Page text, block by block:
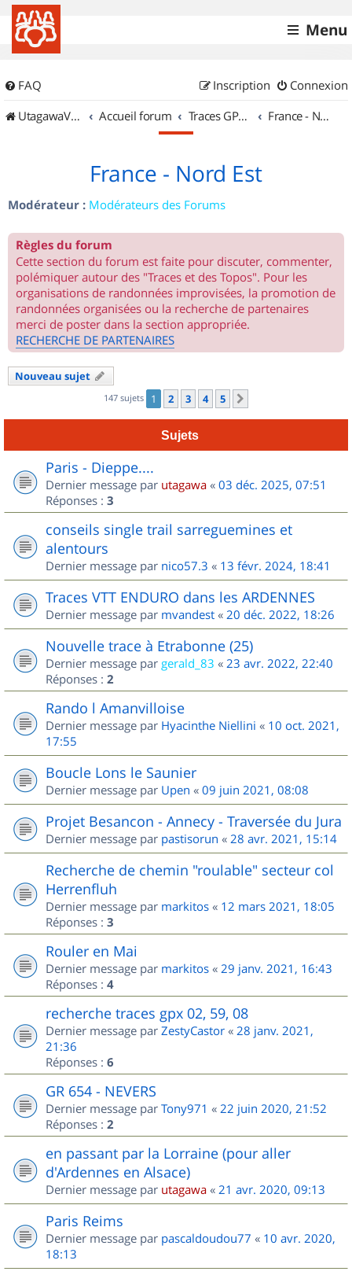
Menu
FAQ Connexion
Inscription
UtagawaVTT (Randos VTT et VTTAE avec traces GPS)
Accueil forum Traces GPS de randos VTT France - Nord Est
France - Nord Est
Modérateur : Modérateurs des Forums
Règles du forum
Cette section du forum est faite pour discuter, commenter,
polémiquer autour des "Traces et des Topos". Pour les
organisations de randonnées improvisées, la promotion de
randonnées organisées ou la recherche de partenaires
merci de poster dans la section appropriée.
RECHERCHE DE PARTENAIRES
Nouveau sujet
147 sujets 1 2 3 4 5
Sujets
Paris - Dieppe....
Dernier message par utagawa « 03 déc. 2025, 07:51
Réponses : 3
conseils single trail sarreguemines et
alentours
Dernier message par nico57.3 « 13 févr. 2024, 18:41
Traces VTT ENDURO dans les ARDENNES
Dernier message par mvandest « 20 déc. 2022, 18:26
Nouvelle trace à Etrabonne (25)
Dernier message par gerald_83 « 23 avr. 2022, 22:40
Réponses : 2
Rando l Amanvilloise
Dernier message par Hyacinthe Niellini « 10 oct. 2021,
17:55
Boucle Lons le Saunier
Dernier message par Upen « 09 juin 2021, 08:08
Projet Besancon - Annecy - Traversée du Jura
Dernier message par pastisorun « 28 avr. 2021, 15:14
Recherche de chemin "roulable" secteur col
Herrenfluh
Dernier message par markitos « 12 mars 2021, 18:05
Réponses : 3
Rouler en Mai
Dernier message par markitos « 29 janv. 2021, 16:43
Réponses : 4
recherche traces gpx 02, 59, 08
Dernier message par ZestyCastor « 28 janv. 2021,
21:36
Réponses : 6
GR 654 - NEVERS
Dernier message par Tony971 « 22 juin 2020, 21:52
Réponses : 2
en passant par la Lorraine (pour aller
d'Ardennes en Alsace)
Dernier message par utagawa « 21 avr. 2020, 09:13
Paris Reims
Dernier message par pascaldoudou77 « 10 avr. 2020,
18:13